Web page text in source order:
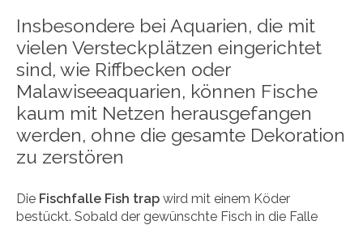
Insbesondere bei Aquarien, die mit
vielen Versteckplätzen eingerichtet
sind, wie Riffbecken oder
Malawiseeaquarien, können Fische
kaum mit Netzen herausgefangen
werden, ohne die gesamte Dekoration
zu zerstören
Die Fischfalle Fish trap wird mit einem Köder
bestückt. Sobald der gewünschte Fisch in die Falle